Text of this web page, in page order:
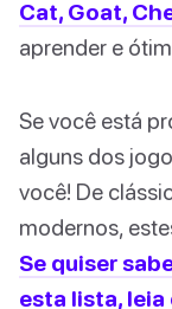
Cat, Goat,
aprender e
Se você está
alguns dos
você! De
modernos,
Se quiser
esta lista,